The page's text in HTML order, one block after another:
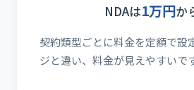
NDAは1万円か
契約類型ごとに料金を定額で設
ジと違い、料金が見えやすいで